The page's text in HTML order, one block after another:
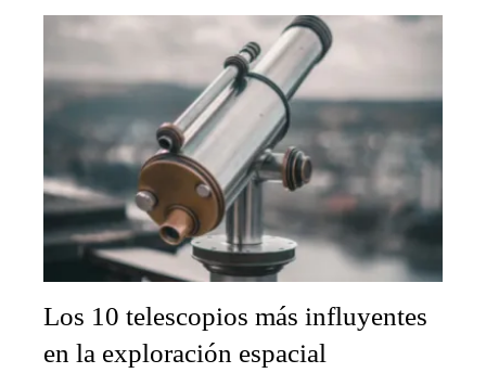
Los 10 telescopios más influyentes
en la exploración espacial